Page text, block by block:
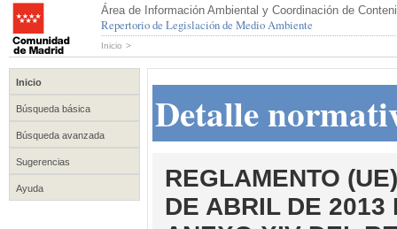
Área de Información Ambiental y Coordinación de
Repertorio de Legislación de Medio Ambiente
Inicio >
Inicio
Búsqueda básica
Búsqueda avanzada
Sugerencias
Ayuda
Detalle
REGLAMENTO
DE ABRIL DE 2013